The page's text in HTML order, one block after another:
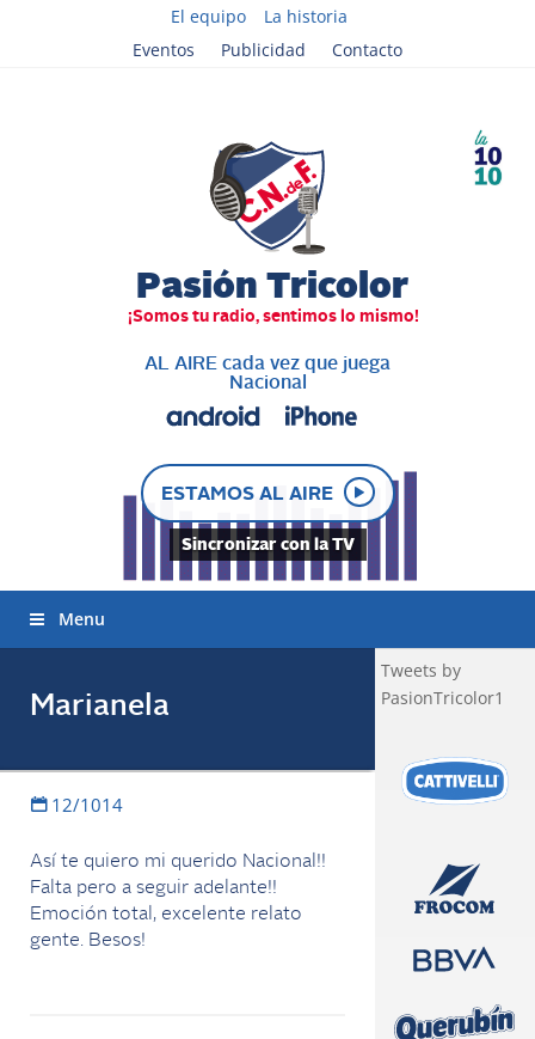
El equipo
La historia
Eventos
Publicidad Contacto
AL AIRE cada vez que juega
Nacional
ESTAMOS AL AIRE
Sincronizar con la TV
Menu
Marianela
12/1014
Así te quiero mi querido Nacional!!
Falta pero a seguir adelante!!
Emoción total, excelente relato
gente. Besos!
Tweets by
PasionTricolor1